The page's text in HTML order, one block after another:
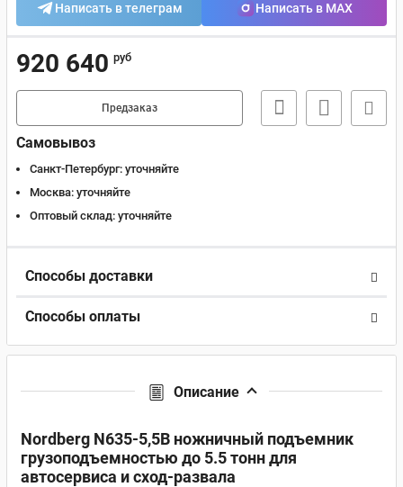
Написать в телеграм Написать в MAX
920 640 руб
Предзаказ
Самовывоз
Санкт-Петербург: уточняйте
Москва: уточняйте
Оптовый склад: уточняйте
Способы доставки
Способы оплаты
Описание
Nordberg N635-5,5B ножничный подъемник
грузоподъемностью до 5.5 тонн для
автосервиса и сход-развала